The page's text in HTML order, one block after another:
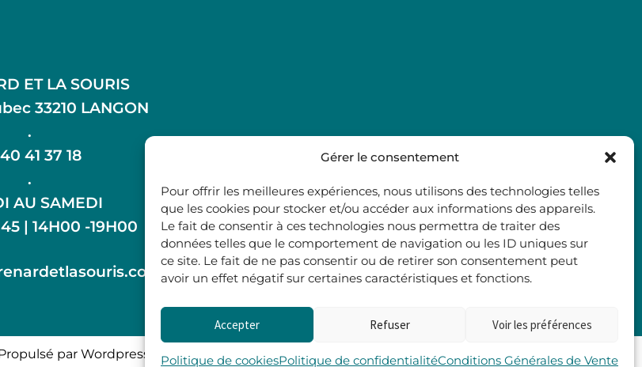
Gérer le consentement
Pour offrir les meilleures expériences, nous utilisons des technologies telles
que les cookies pour stocker et/ou accéder aux informations des appareils.
Le fait de consentir à ces technologies nous permettra de traiter des
données telles que le comportement de navigation ou les ID uniques sur
ce site. Le fait de ne pas consentir ou de retirer son consentement peut
avoir un effet négatif sur certaines caractéristiques et fonctions.
Accepter Refuser Voir les préférences
Politique de cookiesPolitique de confidentialitéConditions Générales de Vente
ET LA SOURIS
33210 LANGON
.
41 37 18
.
AU SAMEDI
| 14H00 -19H00
par Wordpress & Piloté par l’agence Les 2 Rives